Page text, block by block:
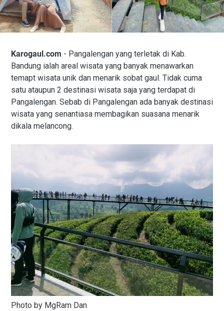
Karogaul.com - Pangalengan yang terletak di Kab.
Bandung ialah areal wisata yang banyak menawarkan
temapt wisata unik dan menarik sobat gaul. Tidak cuma
satu ataupun 2 destinasi wisata saja yang terdapat di
Pangalengan. Sebab di Pangalengan ada banyak destinasi
wisata yang senantiasa membagikan suasana menarik
dikala melancong.
Photo by MgRam Dan